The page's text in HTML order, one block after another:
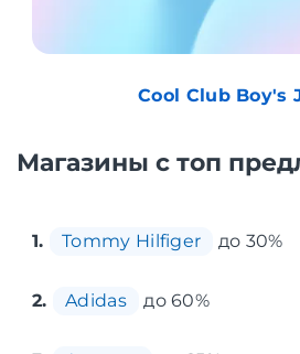
Cool Club Boy's
Магазины с топ
1. Tommy Hilfiger до 30%
2. Adidas до 60%